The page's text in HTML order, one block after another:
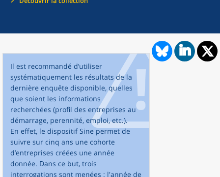
Il est recommandé d’utiliser
systématiquement les résultats de la
dernière enquête disponible, quelles
que soient les informations
recherchées (profil des entreprises au
démarrage, perennité, emploi, etc.).
En effet, le dispositif Sine permet de
suivre sur cinq ans une cohorte
d’entreprises créées une année
donnée. Dans ce but, trois
interrogations sont menées : l'année de